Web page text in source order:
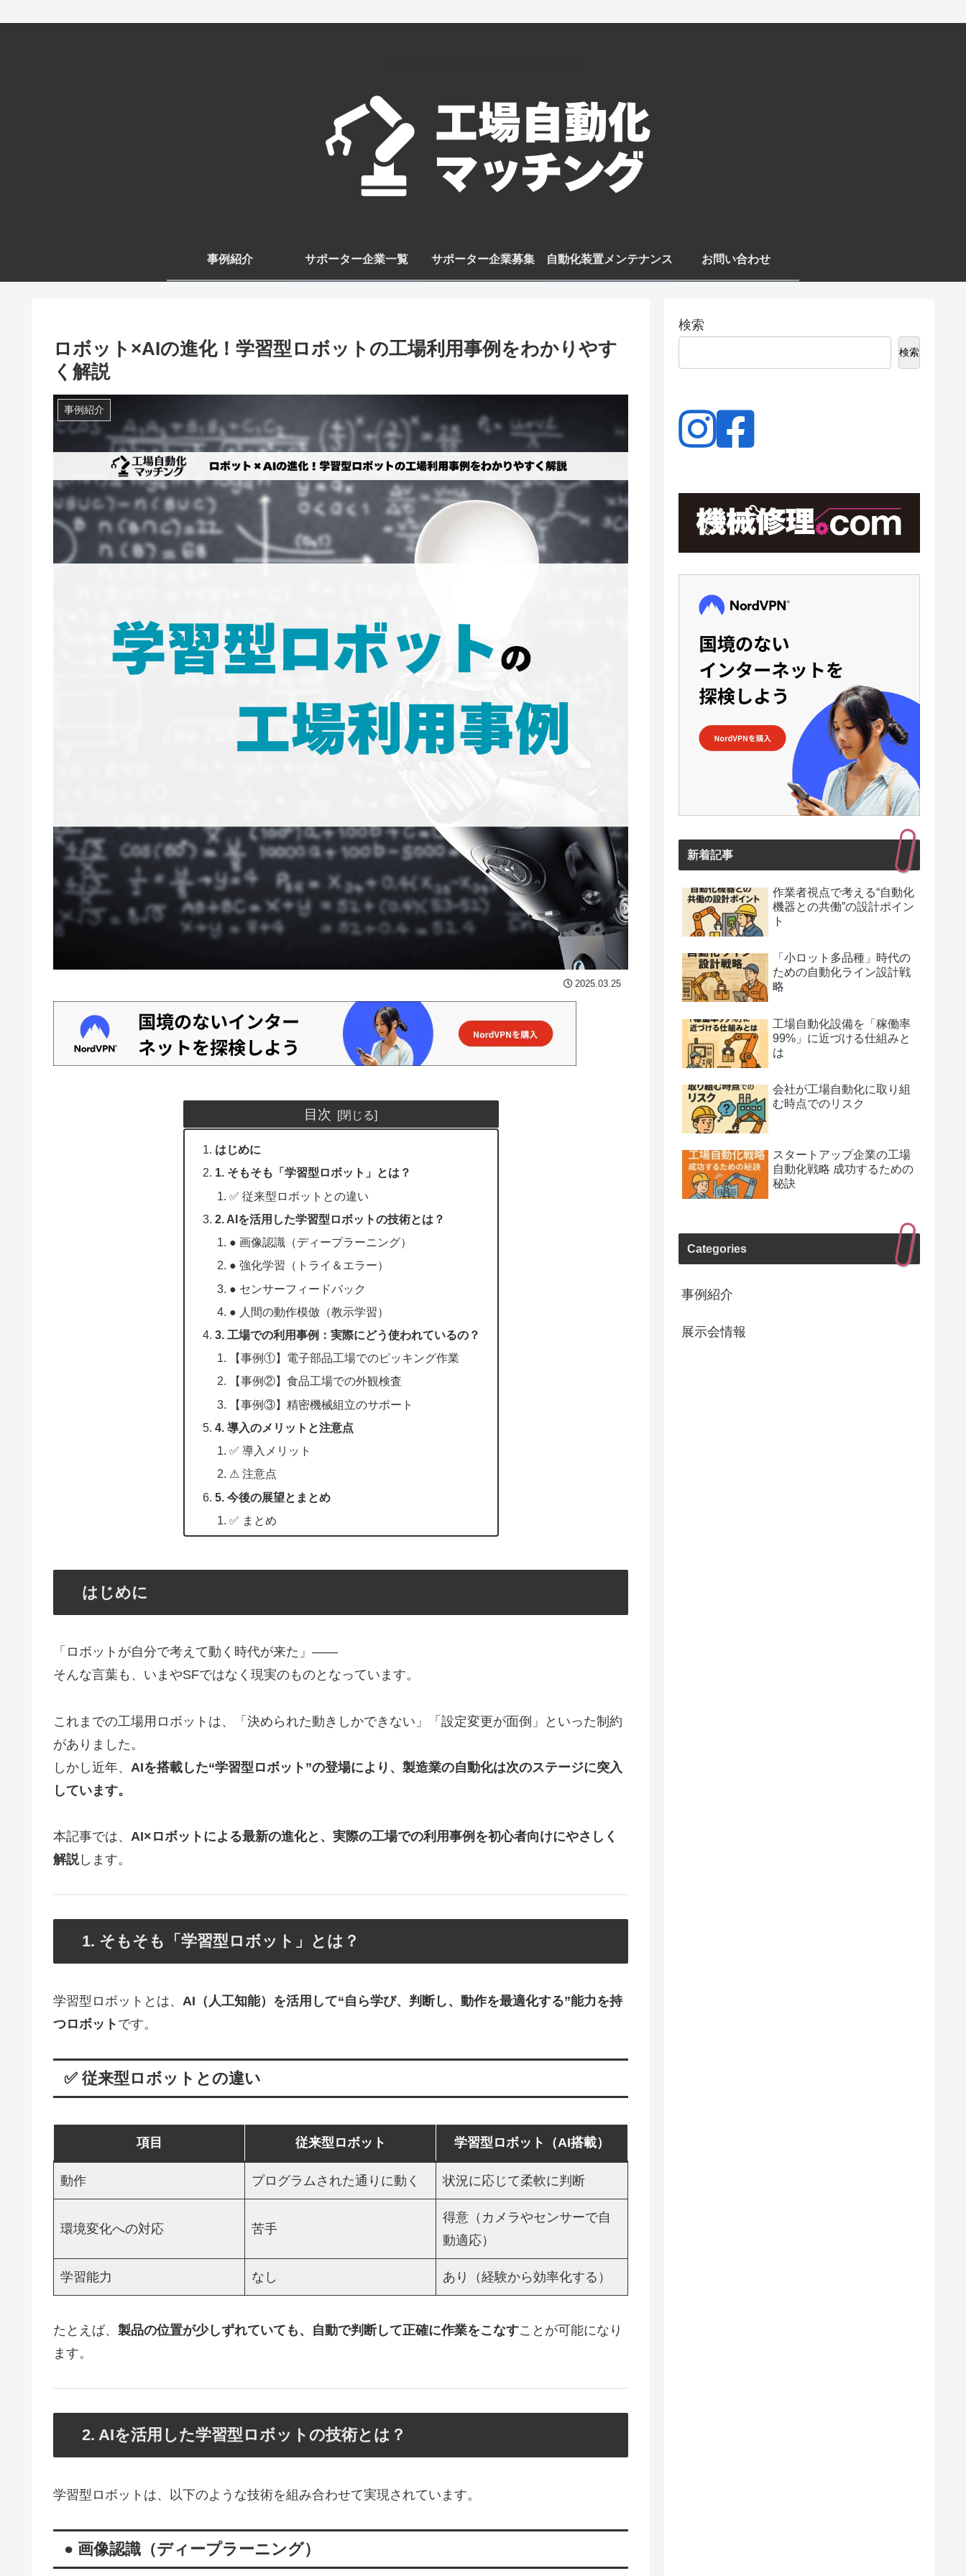
事例紹介 サポーター企業一覧 サポーター企業募集 自動化装置メンテナンス お問い合わせ
ロボット×AIの進化！学習型ロボットの工場利用事例をわかりやす
く解説
事例紹介
2025.03.25
目次
はじめに
1. そもそも「学習型ロボット」とは？
✅ 従来型ロボットとの違い
2. AIを活用した学習型ロボットの技術とは？
● 画像認識（ディープラーニング）
● 強化学習（トライ＆エラー）
● センサーフィードバック
● 人間の動作模倣（教示学習）
3. 工場での利用事例：実際にどう使われているの？
【事例①】電子部品工場でのピッキング作業
【事例②】食品工場での外観検査
【事例③】精密機械組立のサポート
4. 導入のメリットと注意点
✅ 導入メリット
⚠ 注意点
5. 今後の展望とまとめ
✅ まとめ
はじめに
「ロボットが自分で考えて動く時代が来た」――
そんな言葉も、いまやSFではなく現実のものとなっています。
これまでの工場用ロボットは、「決められた動きしかできない」「設定変更が面倒」といった制約
がありました。
しかし近年、 AIを搭載した“学習型ロボット”の登場により、製造業の自動化は次のステージに突入
しています。
本記事では、 AI×ロボットによる最新の進化と、実際の工場での利用事例を初心者向けにやさしく
解説します。
1. そもそも「学習型ロボット」とは？
学習型ロボットとは、 AI（人工知能）を活用して“自ら学び、判断し、動作を最適化する”能力を持
つロボット です。
✅ 従来型ロボットとの違い
項目 従来型ロボット 学習型ロボット（AI搭載）
動作 プログラムされた通りに動く 状況に応じて柔軟に判断
環境変化への対応 苦手
得意（カメラやセンサーで自
動適応）
学習能力 なし あり（経験から効率化する）
たとえば、 製品の位置が少しずれていても、自動で判断して正確に作業をこなすことが可能になり
ます。
2. AIを活用した学習型ロボットの技術とは？
学習型ロボットは、以下のような技術を組み合わせて実現されています。
● 画像認識（ディープラーニング）
検索
検索
新着記事
作業者視点で考える“自動化
機器との共働”の設計ポイン
ト
「小ロット多品種」時代の
ための自動化ライン設計戦
略
工場自動化設備を「稼働率
99%」に近づける仕組みと
は
会社が工場自動化に取り組
む時点でのリスク
スタートアップ企業の工場
自動化戦略 成功するための
秘訣
Categories
事例紹介
展示会情報